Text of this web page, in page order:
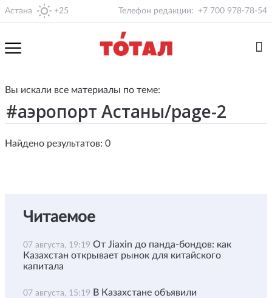
Астана +25 Телефон редакции: +7 700 978-78-54
Вы искали все материалы по теме:
Найдено результатов: 0
Читаемое
07 августа, 19:19 От Jiaxin до панда-бондов: как
Казахстан открывает рынок для китайского
капитала
07 августа, 15:19 В Казахстане объявили